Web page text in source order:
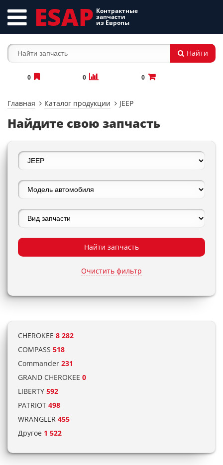
ESAP Контрактные
запчасти
из Европы
Найти
0 0 0
Главная Каталог продукции JEEP
Найдите свою запчасть
Найти запчасть
Очистить фильтр
CHEROKEE 8 282
COMPASS 518
Commander 231
GRAND CHEROKEE 0
LIBERTY 592
PATRIOT 498
WRANGLER 455
Другое 1 522